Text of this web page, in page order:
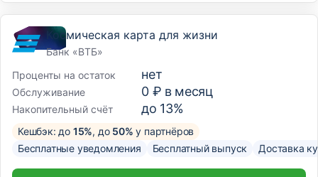
Космическая карта для жизни
Банк «ВТБ»
Проценты на остаток
нет
Обслуживание 0 ₽ в месяц
Накопительный счёт до 13%
Кешбэк: до 15%, до 50% у партнёров
Бесплатные уведомления
Бесплатный выпуск Доставка